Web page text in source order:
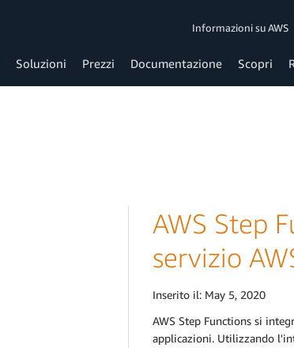
Informazioni su AWS
Soluzioni Prezzi Documentazione Scopri
AWS Step
servizio
Inserito il: May 5, 2020
AWS Step Functions si
applicazioni. Utilizzando